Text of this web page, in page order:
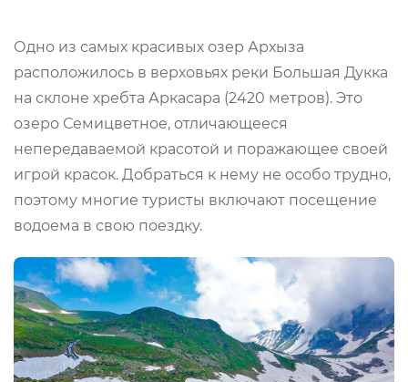
Одно из самых красивых озер Архыза
расположилось в верховьях реки Большая Дукка
на склоне хребта Аркасара (2420 метров). Это
озеро Семицветное, отличающееся
непередаваемой красотой и поражающее своей
игрой красок. Добраться к нему не особо трудно,
поэтому многие туристы включают посещение
водоема в свою поездку.